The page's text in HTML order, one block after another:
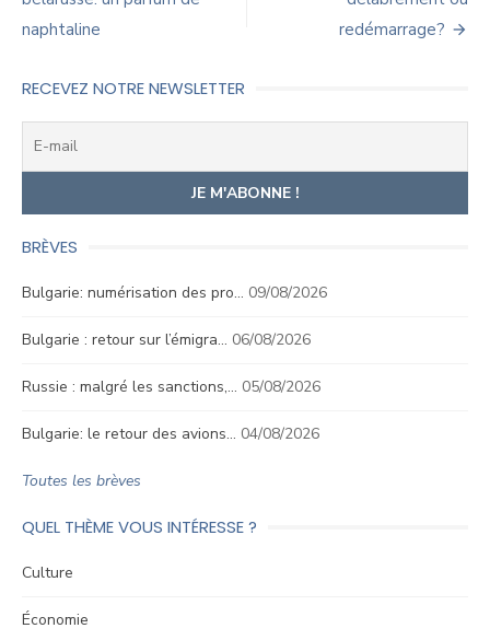
de
l’article
naphtaline
redémarrage?
RECEVEZ NOTRE NEWSLETTER
BRÈVES
Bulgarie: numérisation des pro… 09/08/2026
Bulgarie : retour sur l’émigra… 06/08/2026
Russie : malgré les sanctions,… 05/08/2026
Bulgarie: le retour des avions… 04/08/2026
Toutes les brèves
QUEL THÈME VOUS INTÉRESSE ?
Culture
Économie